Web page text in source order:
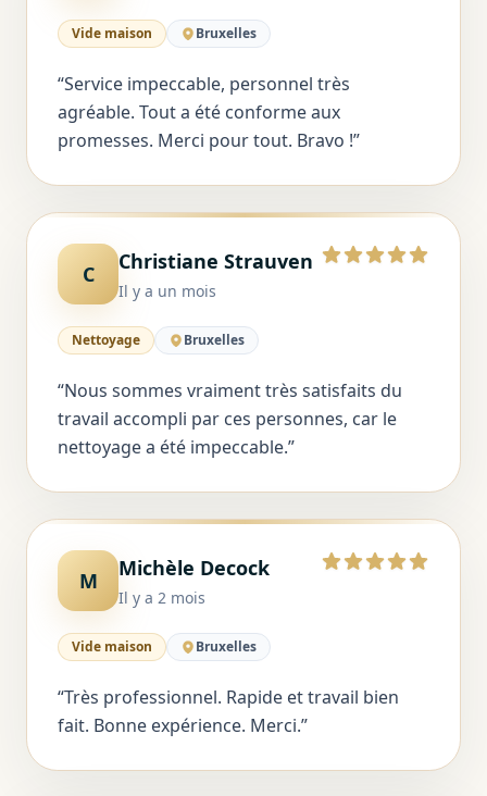
Vide maison Bruxelles
“Service impeccable, personnel très
agréable. Tout a été conforme aux
promesses. Merci pour tout. Bravo !”
C Christiane Strauven
Il y a un mois
5 sur 5
Nettoyage Bruxelles
“Nous sommes vraiment très satisfaits du
travail accompli par ces personnes, car le
nettoyage a été impeccable.”
M Michèle Decock
Il y a 2 mois
5 sur 5
Vide maison Bruxelles
“Très professionnel. Rapide et travail bien
fait. Bonne expérience. Merci.”